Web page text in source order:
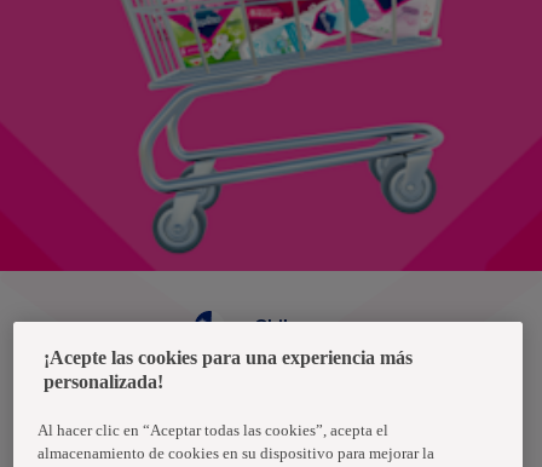
Términos y condiciones
Chile
¡Acepte las cookies para una experiencia más
personalizada!
Al hacer clic en “Aceptar todas las cookies”, acepta el
almacenamiento de cookies en su dispositivo para mejorar la